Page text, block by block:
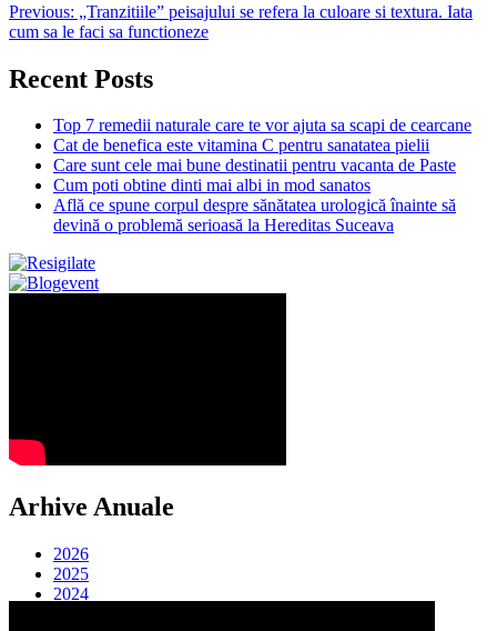
Previous: „Tranzitiile” peisajului se refera la culoare si textura. Iata
cum sa le faci sa functioneze
Recent Posts
Top 7 remedii naturale care te vor ajuta sa scapi de cearcane
Cat de benefica este vitamina C pentru sanatatea pielii
Care sunt cele mai bune destinatii pentru vacanta de Paste
Cum poti obtine dinti mai albi in mod sanatos
Află ce spune corpul despre sănătatea urologică înainte să
devină o problemă serioasă la Hereditas Suceava
Arhive Anuale
2026
2025
2024